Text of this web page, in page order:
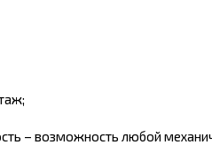
– возможность любой